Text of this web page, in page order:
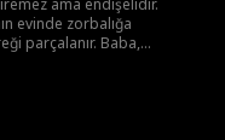
ama endişelidir.
evinde zorbalığa
parçalanır. Baba,